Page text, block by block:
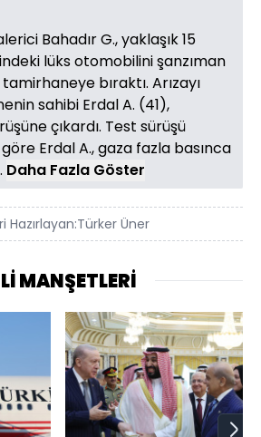
Bahadır G., yaklaşık 15
lüks otomobilini şanzıman
bıraktı. Arızayı
sahibi Erdal A. (41),
çıkardı. Test sürüşü
Erdal A., gaza fazla basınca
Daha Fazla Göster
Hazırlayan:Türker Üner
MANŞETLERİ